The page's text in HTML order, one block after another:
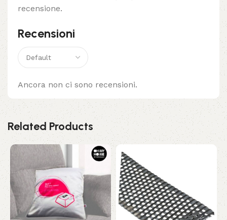
Recensioni
Ancora non ci sono recensioni.
recensione.
Related Products